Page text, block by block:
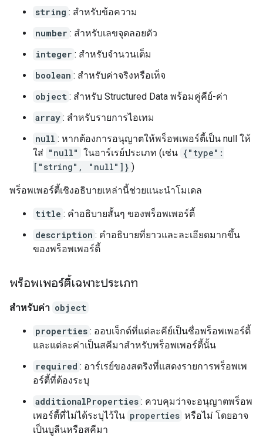
string : สำหรับข้อความ
number : สำหรับเลขจุดลอยตัว
integer : สำหรับจำนวนเต็ม
boolean : สำหรับค่าจริงหรือเท็จ
object : สำหรับ Structured Data พร้อมคู่คีย์-ค่า
array : สำหรับรายการไอเทม
null : หากต้องการอนุญาตให้พร็อพเพอร์ตี้เป็น null ให้
ใส่ "null" ในอาร์เรย์ประเภท (เช่น {"type":
["string", "null"]} )
พร็อพเพอร์ตี้เชิงอธิบายเหล่านี้ช่วยแนะนำโมเดล
title : คำอธิบายสั้นๆ ของพร็อพเพอร์ตี้
description : คำอธิบายที่ยาวและละเอียดมากขึ้น
ของพร็อพเพอร์ตี้
พร็อพเพอร์ตี้เฉพาะประเภท
สำหรับค่า object
properties : ออบเจ็กต์ที่แต่ละคีย์เป็นชื่อพร็อพเพอร์ตี้
และแต่ละค่าเป็นสคีมาสำหรับพร็อพเพอร์ตี้นั้น
required : อาร์เรย์ของสตริงที่แสดงรายการพร็อพเพ
อร์ตี้ที่ต้องระบุ
additionalProperties : ควบคุมว่าจะอนุญาตพร็อพ
เพอร์ตี้ที่ไม่ได้ระบุไว้ใน properties หรือไม่ โดยอาจ
เป็นบูลีนหรือสคีมา